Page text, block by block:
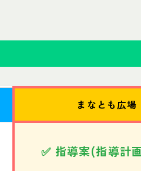
まなとも広場
✅ 指導案(指導計